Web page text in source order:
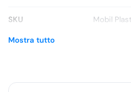
Agganci esterni
SKU
Mobil
Mostra tutto